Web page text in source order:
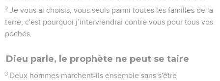
2 Je vous ai choisis, vous seuls parmi toutes les familles de la
terre, c'est pourquoi j’interviendrai contre vous pour tous vos
péchés.
Dieu parle, le prophète ne peut se taire
3 Deux hommes marchent-ils ensemble sans s'être